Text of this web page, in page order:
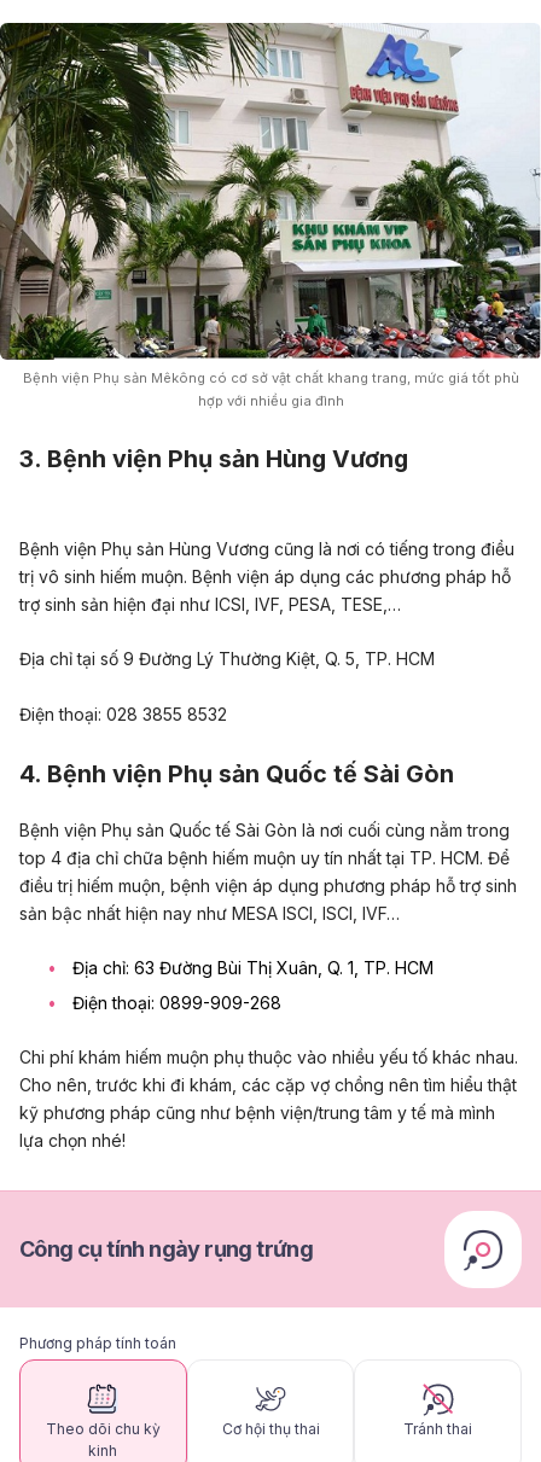
Bệnh viện Phụ sản Mêkông có cơ sở vật chất khang trang, mức giá tốt phù
hợp với nhiều gia đình
3. Bệnh viện Phụ sản Hùng Vương
Bệnh viện Phụ sản Hùng Vương cũng là nơi có tiếng trong điều
trị vô sinh hiếm muộn. Bệnh viện áp dụng các phương pháp hỗ
trợ sinh sản hiện đại như ICSI, IVF, PESA, TESE,…
Địa chỉ tại số 9 Đường Lý Thường Kiệt, Q. 5, TP. HCM
Điện thoại: 028 3855 8532
4. Bệnh viện Phụ sản Quốc tế Sài Gòn
Bệnh viện Phụ sản Quốc tế Sài Gòn là nơi cuối cùng nằm trong
top 4 địa chỉ chữa bệnh hiếm muộn uy tín nhất tại TP. HCM. Để
điều trị hiếm muộn, bệnh viện áp dụng phương pháp hỗ trợ sinh
sản bậc nhất hiện nay như MESA ISCI, ISCI, IVF…
Địa chỉ: 63 Đường Bùi Thị Xuân, Q. 1, TP. HCM
Điện thoại: 0899-909-268
Chi phí khám hiếm muộn phụ thuộc vào nhiều yếu tố khác nhau.
Cho nên, trước khi đi khám, các cặp vợ chồng nên tìm hiểu thật
kỹ phương pháp cũng như bệnh viện/trung tâm y tế mà mình
lựa chọn nhé!
Công cụ tính ngày rụng trứng
Phương pháp tính toán
Theo dõi chu kỳ
kinh
Cơ hội thụ thai Tránh thai